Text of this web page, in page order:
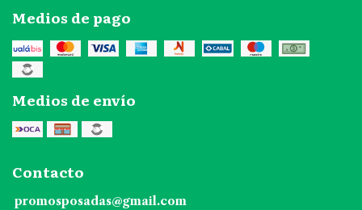
Medios de pago
Medios de envío
Contacto
promosposadas@gmail.com